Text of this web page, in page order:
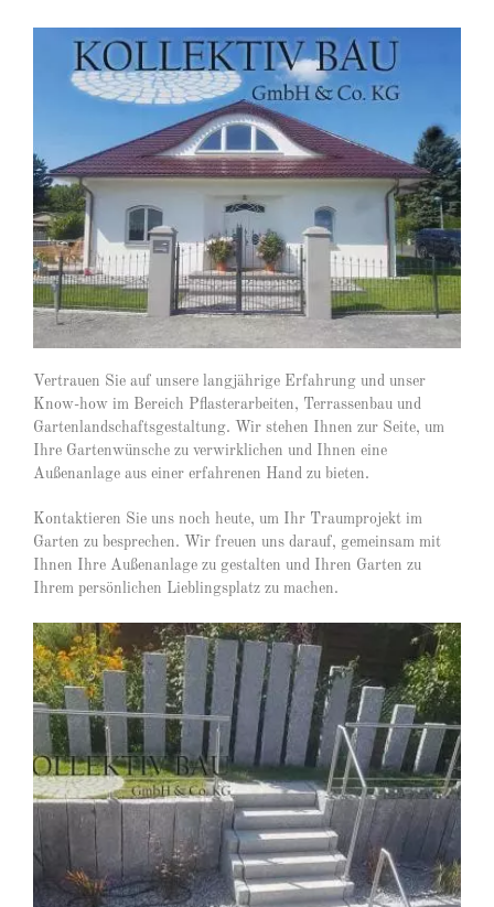
Vertrauen Sie auf unsere langjährige Erfahrung und unser
Know-how im Bereich Pflasterarbeiten, Terrassenbau und
Gartenlandschaftsgestaltung. Wir stehen Ihnen zur Seite, um
Ihre Gartenwünsche zu verwirklichen und Ihnen eine
Außenanlage aus einer erfahrenen Hand zu bieten.
Kontaktieren Sie uns noch heute, um Ihr Traumprojekt im
Garten zu besprechen. Wir freuen uns darauf, gemeinsam mit
Ihnen Ihre Außenanlage zu gestalten und Ihren Garten zu
Ihrem persönlichen Lieblingsplatz zu machen.